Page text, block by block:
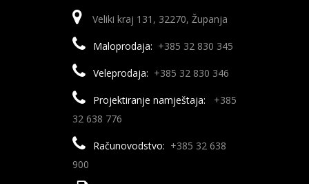
Veliki kraj 131, 32270, Županja
Maloprodaja: +385 32 830 345
Veleprodaja: +385 32 830 346
Projektiranje namještaja:
+385
32 638 776
Računovodstvo: +385 32 638
900